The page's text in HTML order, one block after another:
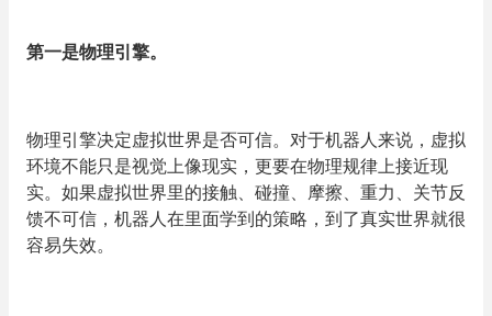
第一是物理引擎。
物理引擎决定虚拟世界是否可信。对于机器人来说，虚拟
环境不能只是视觉上像现实，更要在物理规律上接近现
实。如果虚拟世界里的接触、碰撞、摩擦、重力、关节反
馈不可信，机器人在里面学到的策略，到了真实世界就很
容易失效。